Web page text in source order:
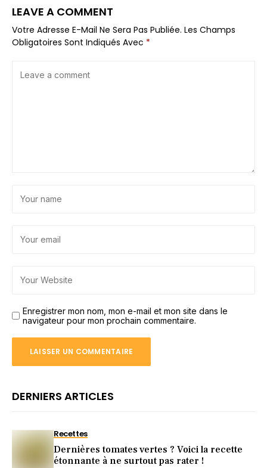
LEAVE A COMMENT
Votre Adresse E-Mail Ne Sera Pas Publiée. Les Champs
Obligatoires Sont Indiqués Avec *
Enregistrer mon nom, mon e-mail et mon site dans le
navigateur pour mon prochain commentaire.
DERNIERS ARTICLES
Recettes
Dernières tomates vertes ? Voici la recette
étonnante à ne surtout pas rater !